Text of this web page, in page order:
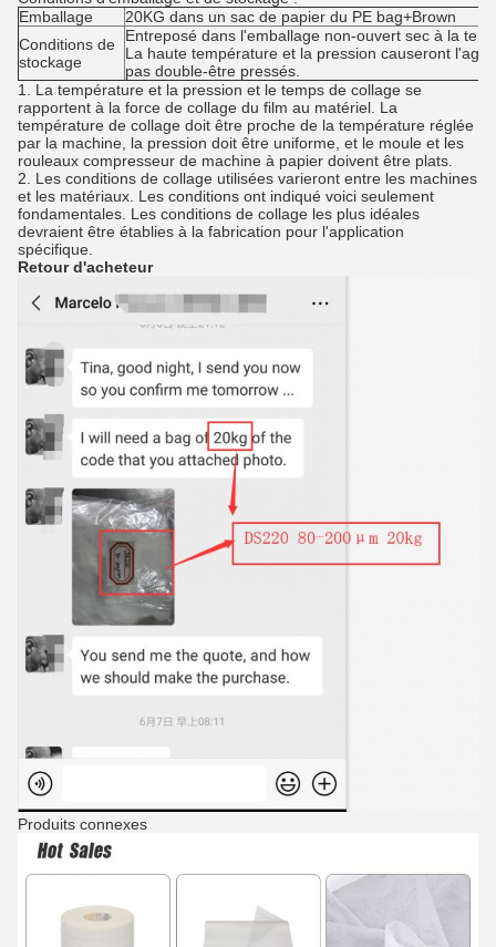
Emballage
20KG dans un sac de papier du PE bag+Brown
Conditions de
stockage
Entreposé dans l'emballage non-ouvert sec à la
La haute température et la pression causeront
pas double-être pressés.
1. La température et la pression et le temps de collage se
rapportent à la force de collage du film au matériel. La
température de collage doit être proche de la température réglée
par la machine, la pression doit être uniforme, et le moule et les
rouleaux compresseur de machine à papier doivent être plats.
2. Les conditions de collage utilisées varieront entre les machines
et les matériaux. Les conditions ont indiqué voici seulement
fondamentales. Les conditions de collage les plus idéales
devraient être établies à la fabrication pour l'application
spécifique.
Retour d'acheteur
Produits connexes